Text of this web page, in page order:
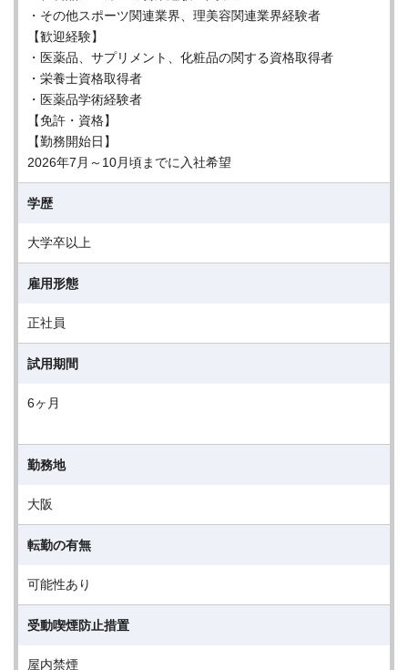
・その他スポーツ関連業界、理美容関連業界経験者
【歓迎経験】
・医薬品、サプリメント、化粧品の関する資格取得者
・栄養士資格取得者
・医薬品学術経験者
【免許・資格】
【勤務開始日】
2026年7月～10月頃までに入社希望
学歴
大学卒以上
雇用形態
正社員
試用期間
6ヶ月
勤務地
大阪
転勤の有無
可能性あり
受動喫煙防止措置
屋内禁煙